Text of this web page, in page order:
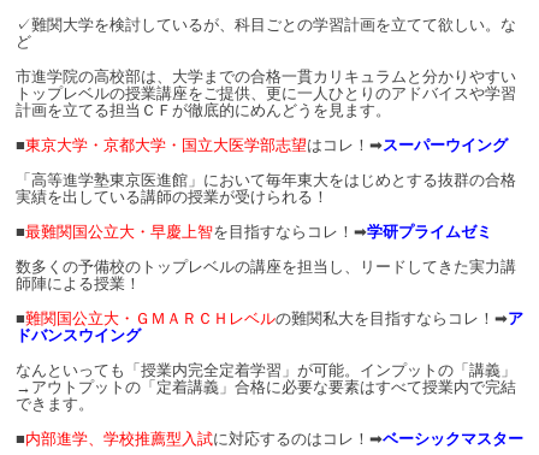
✓難関大学を検討しているが、科目ごとの学習計画を立てて欲しい。な
ど
市進学院の高校部は、大学までの合格一貫カリキュラムと分かりやすい
トップレベルの授業講座をご提供、更に一人ひとりのアドバイスや学習
計画を立てる担当ＣＦが徹底的にめんどうを見ます。
■東京大学・京都大学・国立大医学部志望はコレ！➡スーパーウイング
「高等進学塾東京医進館」において毎年東大をはじめとする抜群の合格
実績を出している講師の授業が受けられる！
■最難関国公立大・早慶上智を目指すならコレ！➡学研プライムゼミ
数多くの予備校のトップレベルの講座を担当し、リードしてきた実力講
師陣による授業！
■難関国公立大・ＧＭＡＲＣＨレベルの難関私大を目指すならコレ！➡ア
ドバンスウイング
なんといっても「授業内完全定着学習」が可能。インプットの「講義」
→アウトプットの「定着講義」合格に必要な要素はすべて授業内で完結
できます。
■内部進学、学校推薦型入試に対応するのはコレ！➡ベーシックマスター